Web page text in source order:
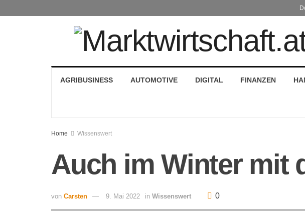
AGRIBUSINESS AUTOMOTIVE DIGITAL FINANZEN
Home Wissenswert
Auch im Winter mit
von Carsten 9. Mai 2022 in Wissenswert 0